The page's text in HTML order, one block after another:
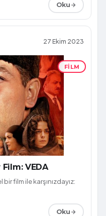
Oku
27 Ekim 2023
FILM
VEDA
film ile karşınızdayız:
Oku